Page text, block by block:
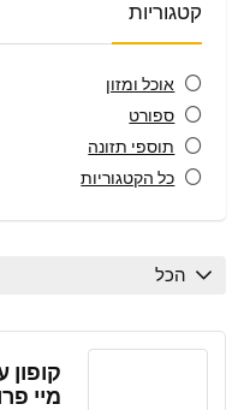
קטגוריות
אוכל ומזון
ספורט
תוספי תזונה
כל הקטגוריות
הכל
מיי